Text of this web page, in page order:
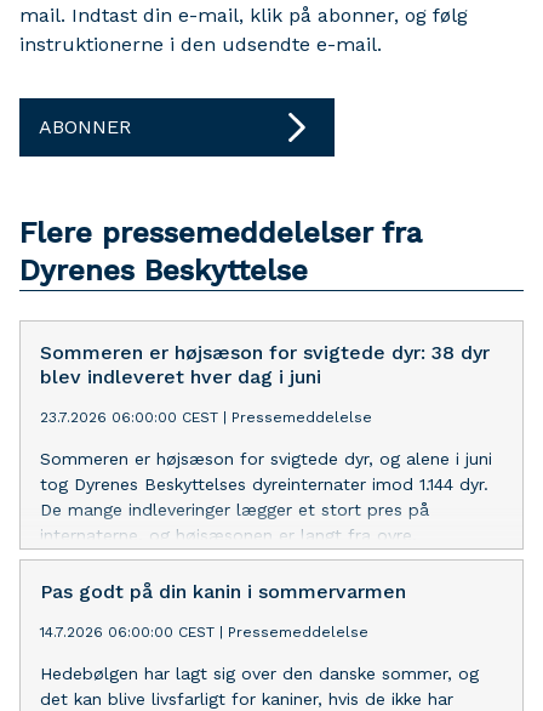
mail. Indtast din e-mail, klik på abonner, og følg
instruktionerne i den udsendte e-mail.
ABONNER
Flere pressemeddelelser fra
Dyrenes Beskyttelse
Sommeren er højsæson for svigtede dyr: 38 dyr
blev indleveret hver dag i juni
23.7.2026 06:00:00 CEST Pressemeddelelse
Sommeren er højsæson for svigtede dyr, og alene i juni
tog Dyrenes Beskyttelses dyreinternater imod 1.144 dyr.
De mange indleveringer lægger et stort pres på
internaterne, og højsæsonen er langt fra ovre.
Pas godt på din kanin i sommervarmen
14.7.2026 06:00:00 CEST Pressemeddelelse
Hedebølgen har lagt sig over den danske sommer, og
det kan blive livsfarligt for kaniner, hvis de ikke har